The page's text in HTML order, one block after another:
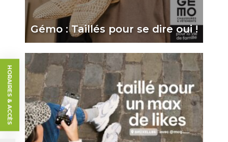
Gémo : Taillés pour se dire oui !
HORAIRES & ACCÈS